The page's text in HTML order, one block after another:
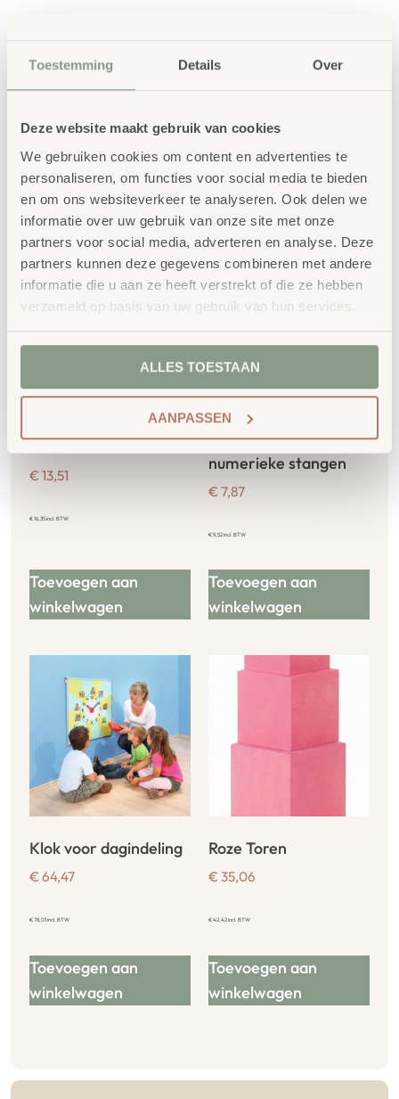
Toestemming Details Over
Deze website maakt gebruik van cookies
We gebruiken cookies om content en advertenties te
personaliseren, om functies voor social media te bieden
en om ons websiteverkeer te analyseren. Ook delen we
informatie over uw gebruik van onze site met onze
partners voor social media, adverteren en analyse. Deze
partners kunnen deze gegevens combineren met andere
informatie die u aan ze heeft verstrekt of die ze hebben
verzameld op basis van uw gebruik van hun services.
ALLES TOESTAAN
AANPASSEN
Gerelateerde
producten
Softbal Rood ∅ 18
€ 13,51
€16,35incl. BTW
Toevoegen aan
winkelwagen
Getallenkaarten voor
numerieke stangen
€ 7,87
€9,52incl. BTW
Toevoegen aan
winkelwagen
Klok voor dagindeling
€ 64,47
€78,01incl. BTW
Toevoegen aan
winkelwagen
Roze Toren
€ 35,06
€42,42incl. BTW
Toevoegen aan
winkelwagen